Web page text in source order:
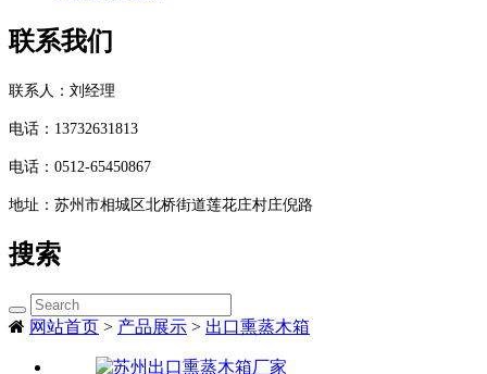
联系我们
联系人：刘经理
电话： 13732631813
电话： 0512-65450867
地址： 苏州市相城区北桥街道莲花庄村庄倪路
搜索
网站首页 > 产品展示 > 出口熏蒸木箱